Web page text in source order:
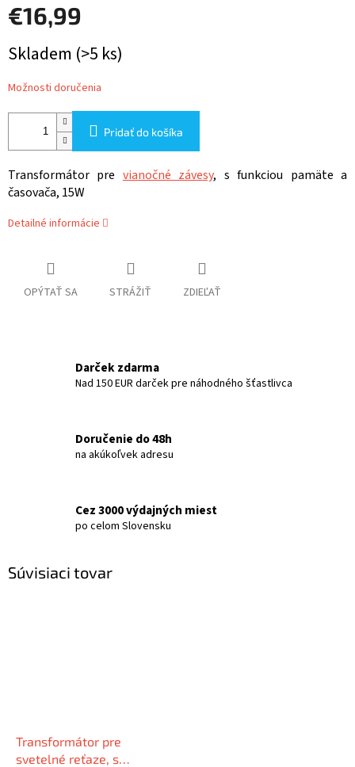
€16,99
cena:
Skladem (>5 ks)
Možnosti doručenia
Pridať do košíka
Transformátor previanočné závesy, s funkciou pamäte a
časovača, 15W
Detailné informácie
OPÝTAŤ SA STRÁŽIŤ ZDIEĽAŤ
Darček zdarma
Nad 150 EUR darček pre náhodného šťastlivca
Doručenie do 48h
na akúkoľvek adresu
Cez 3000 výdajných miest
po celom Slovensku
Súvisiaci tovar
Transformátor pre
svetelné reťaze, s